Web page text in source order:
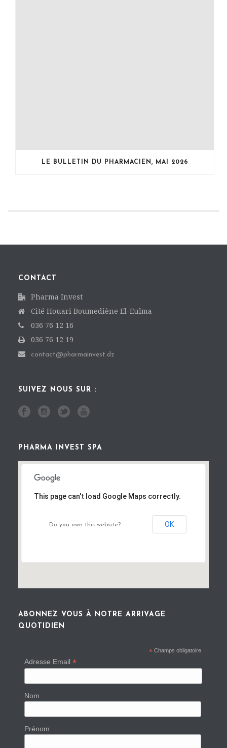
LE BULLETIN DU PHARMACIEN, MAI 2026
CONTACT
Pharma Invest
Cité Houari Boumediène El-Eulma
036 76 12 16
036 76 12 19
contact@pharmainvest.dz
SUIVEZ NOUS SUR :
PHARMA INVEST SPA
This page can't load Google Maps correctly.
Do you own this website? OK
ABONNEZ VOUS À NOTRE ARRIVAGE
QUOTIDIEN
* Champs obligatoire
Adresse Email *
Nom
Prénom